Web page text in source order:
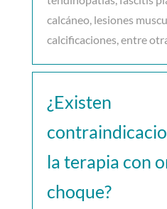
calcáneo, lesiones
calcificaciones, entre
¿Existen
la terapia con
choque?